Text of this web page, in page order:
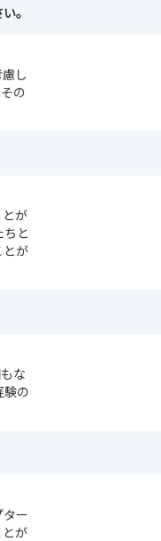
。
し
の
が
と
とが
な
験の
ー
が